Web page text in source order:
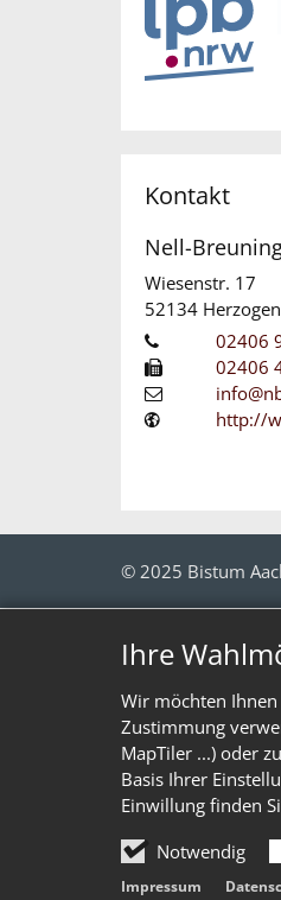
Ihre
Wir möchten
Zustimmung
MapTiler ...) oder
Basis Ihrer
Einwillung finden
Notwendig
Impressum
Kontakt
Nell-
Wiesenstr. 17
52134
02406
02406
http://
© 2025 Bistum